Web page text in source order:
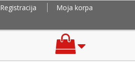
Registracija
Moja korpa